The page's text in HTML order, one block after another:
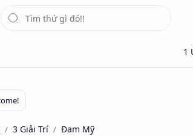
3 Giải Trí Đam Mỹ